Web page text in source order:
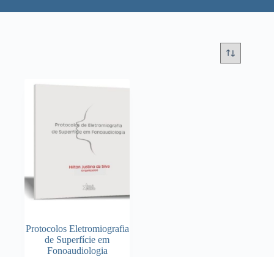
Protocolos Eletromiografia
de Superfície em
Fonoaudiologia